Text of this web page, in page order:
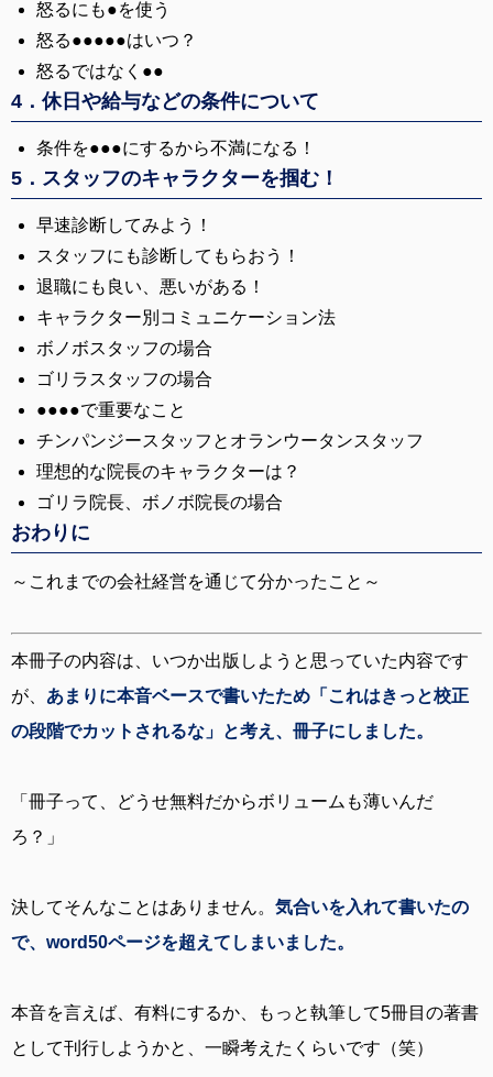
怒るにも●を使う
怒る●●●●●はいつ？
怒るではなく●●
4．休日や給与などの条件について
条件を●●●にするから不満になる！
5．スタッフのキャラクターを掴む！
早速診断してみよう！
スタッフにも診断してもらおう！
退職にも良い、悪いがある！
キャラクター別コミュニケーション法
ボノボスタッフの場合
ゴリラスタッフの場合
●●●●で重要なこと
チンパンジースタッフとオランウータンスタッフ
理想的な院長のキャラクターは？
ゴリラ院長、ボノボ院長の場合
おわりに
～これまでの会社経営を通じて分かったこと～
本冊子の内容は、いつか出版しようと思っていた内容です
が、 あまりに本音ベースで書いたため「これはきっと校正
の段階でカットされるな」と考え、冊子にしました。
「冊子って、どうせ無料だからボリュームも薄いんだ
ろ？」
決してそんなことはありません。 気合いを入れて書いたの
で、word50ページを超えてしまいました。
本音を言えば、有料にするか、もっと執筆して5冊目の著書
として刊行しようかと、一瞬考えたくらいです（笑）